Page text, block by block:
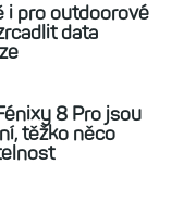
i pro outdoorové
data
8 Pro jsou
těžko něco